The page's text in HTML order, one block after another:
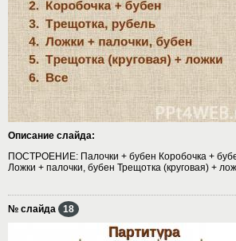
Описание слайда:
ПОСТРОЕНИЕ: Палочки + бубен Коробочка +
Ложки + палочки, бубен Трещотка (круговая) +
№ слайда 18